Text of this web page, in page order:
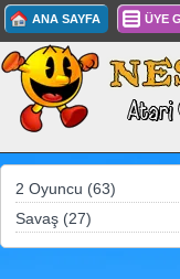
ANA SAYFA ÜYE
2 Oyuncu (63)
Savaş (27)